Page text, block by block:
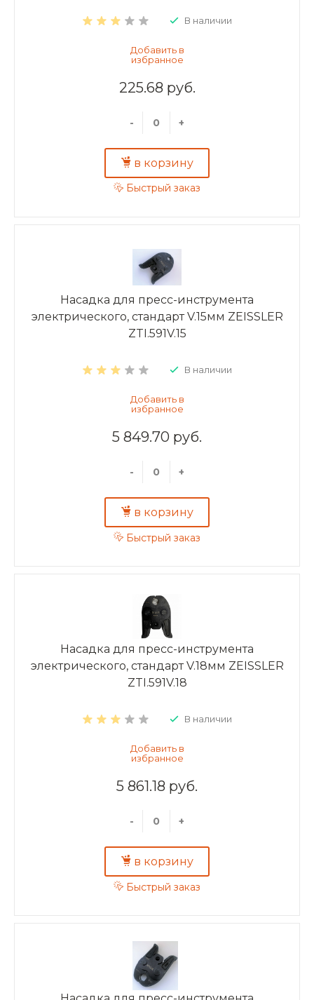
В наличии
225.68 руб.
- +
в корзину
Быстрый заказ
Насадка для пресс-инструмента
электрического, стандарт V.15мм ZEISSLER
ZTI.591V.15
В наличии
5 849.70 руб.
- +
в корзину
Быстрый заказ
Насадка для пресс-инструмента
электрического, стандарт V.18мм ZEISSLER
ZTI.591V.18
В наличии
5 861.18 руб.
- +
в корзину
Быстрый заказ